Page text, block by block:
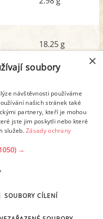
18.25 g
17.70 g
3.16 g
1.67 g
OSOBNÍCH ÚDAJŮ
×
soubory
návštěvnosti používáme
našich stránek také
partnery, kteří je mohou
jste jim poskytli nebo které
služeb.Zásady ochrany
→
SOUBORY CÍLENÍ